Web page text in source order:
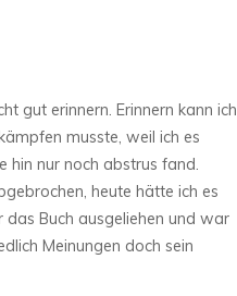
gut erinnern. Erinnern kann ich
musste, weil ich es
hin nur noch abstrus fand.
heute hätte ich es
Buch ausgeliehen und war
Meinungen doch sein